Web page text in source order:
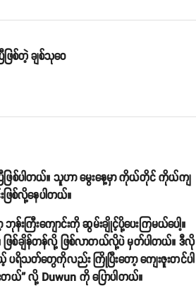
ဖြစ်တဲ့ ချစ်သုဝေ
ဖြစ်ပါတယ်။ သူဟာ မွေးနေ့မှာ ကိုယ်တိုင် ကိုယ်ကျ
ြစ်လို့နေပါတယ်။
းကြီးကျောင်းကို ဆွမ်းချိုင့်ပို့ပေးကြမယ်ပေါ့။
ဖြစ်ချိန်တန်လို့ ဖြစ်လာတယ်လို့ပဲ မှတ်ပါတယ်။ ဒီလို
ပရိသတ်တွေကိုလည်း ကြိုပြီးတော့ ကျေးဇူးတင်ပါ
ယ်” လို့ Duwun ကို ပြောပါတယ်။